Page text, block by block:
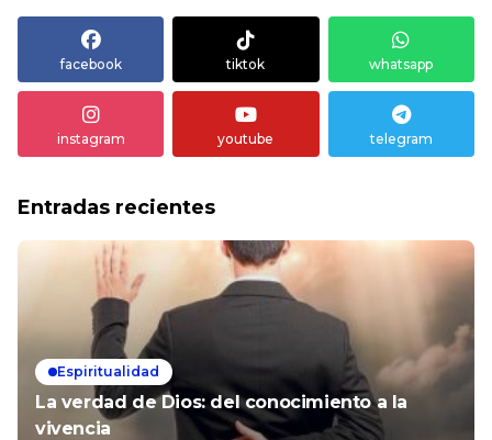
facebook tiktok whatsapp
instagram youtube telegram
Entradas recientes
Espiritualidad
La verdad de Dios: del conocimiento a la
vivencia